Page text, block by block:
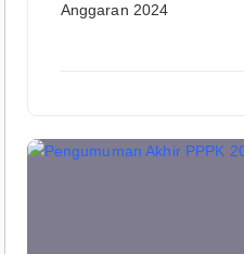
Anggaran 2024